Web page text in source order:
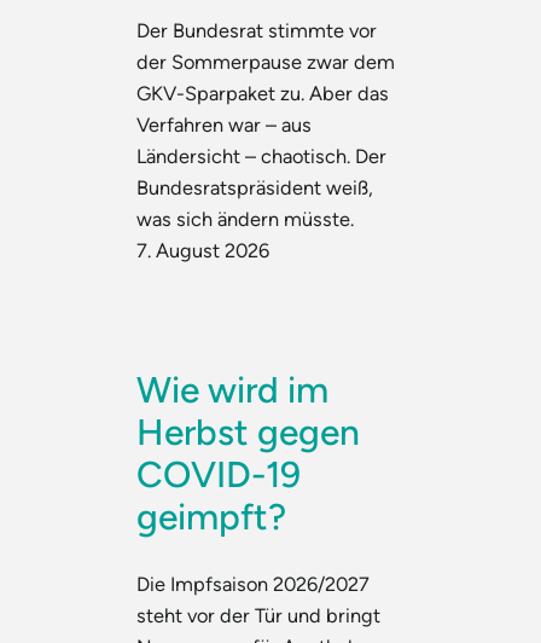
Der Bundesrat stimmte vor
der Sommerpause zwar dem
GKV-Sparpaket zu. Aber das
Verfahren war – aus
Ländersicht – chaotisch. Der
Bundesratspräsident weiß,
was sich ändern müsste.
7. August 2026
Wie wird im
Herbst gegen
COVID-19
geimpft?
Die Impfsaison 2026/2027
steht vor der Tür und bringt